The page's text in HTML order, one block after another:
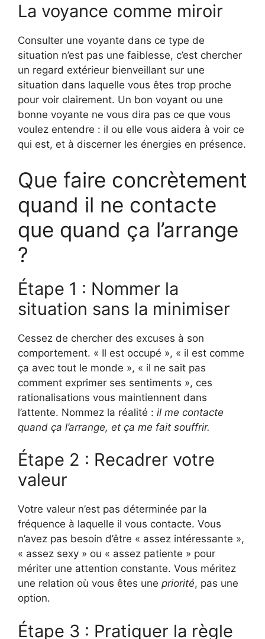
La voyance comme miroir
Consulter une voyante dans ce type de
situation n’est pas une faiblesse, c’est chercher
un regard extérieur bienveillant sur une
situation dans laquelle vous êtes trop proche
pour voir clairement. Un bon voyant ou une
bonne voyante ne vous dira pas ce que vous
voulez entendre : il ou elle vous aidera à voir ce
qui est, et à discerner les énergies en présence.
Que faire concrètement
quand il ne contacte
que quand ça l’arrange
?
Étape 1 : Nommer la
situation sans la minimiser
Cessez de chercher des excuses à son
comportement. « Il est occupé », « il est comme
ça avec tout le monde », « il ne sait pas
comment exprimer ses sentiments », ces
rationalisations vous maintiennent dans
l’attente. Nommez la réalité : il me contacte
quand ça l’arrange, et ça me fait souffrir.
Étape 2 : Recadrer votre
valeur
Votre valeur n’est pas déterminée par la
fréquence à laquelle il vous contacte. Vous
n’avez pas besoin d’être « assez intéressante »,
« assez sexy » ou « assez patiente » pour
mériter une attention constante. Vous méritez
une relation où vous êtes une priorité, pas une
option.
Étape 3 : Pratiquer la règle